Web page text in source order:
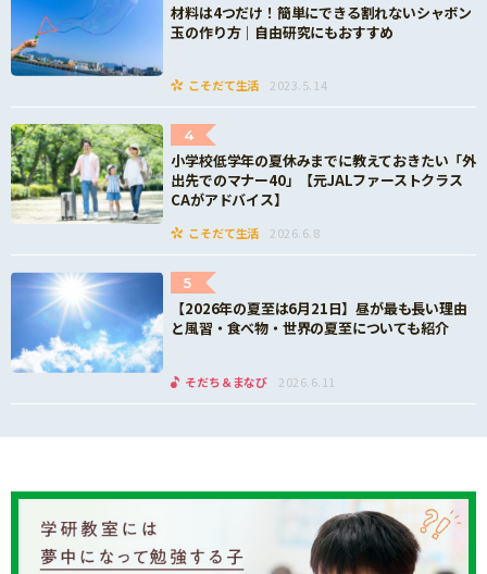
材料は4つだけ！簡単にできる割れないシャボン
玉の作り方｜自由研究にもおすすめ
こそだて生活 2023.5.14
4
小学校低学年の夏休みまでに教えておきたい「外
出先でのマナー40」【元JALファーストクラス
CAがアドバイス】
こそだて生活 2026.6.8
5
【2026年の夏至は6月21日】昼が最も長い理由
と風習・食べ物・世界の夏至についても紹介
そだち＆まなび 2026.6.11